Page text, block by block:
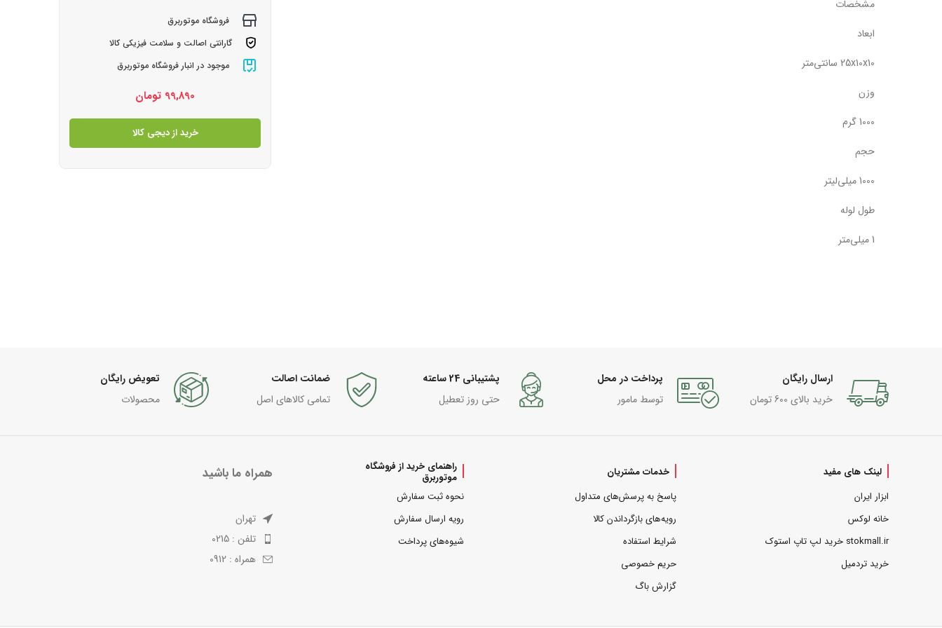
مشخصات
ابعاد
25x10x10 سانتی‌متر
وزن
1000 گرم
حجم
1000 میلی‌لیتر
طول لوله
1 میلی‌متر
فروشگاه موتوربرق
گارانتی اصالت و سلامت فیزیکی کالا
موجود در انبار فروشگاه موتوربرق
99,890 تومان
خرید از دیجی کالا
ارسال رایگان
خرید بالای 600 تومان
پرداخت در محل
توسط مامور
پشتیبانی 24 ساعته
حتی روز تعطیل
ضمانت اصالت
تمامی کالاهای اصل
تعویض رایگان
محصولات
لینک های مفید
ابزار ایران
خانه لوکس
stokmall.ir خرید لپ تاپ استوک
خرید تردمیل
خدمات مشتریان
پاسخ به پرسش‌های متداول
رویه‌های بازگرداندن کالا
شرایط استفاده
حریم خصوصی
گزارش باگ
راهنمای خرید از فروشگاه
موتوربرق
نحوه ثبت سفارش
رویه ارسال سفارش
شیوه‌های پرداخت
همراه ما باشید
تهران
تلفن : 0215
همراه : 0912